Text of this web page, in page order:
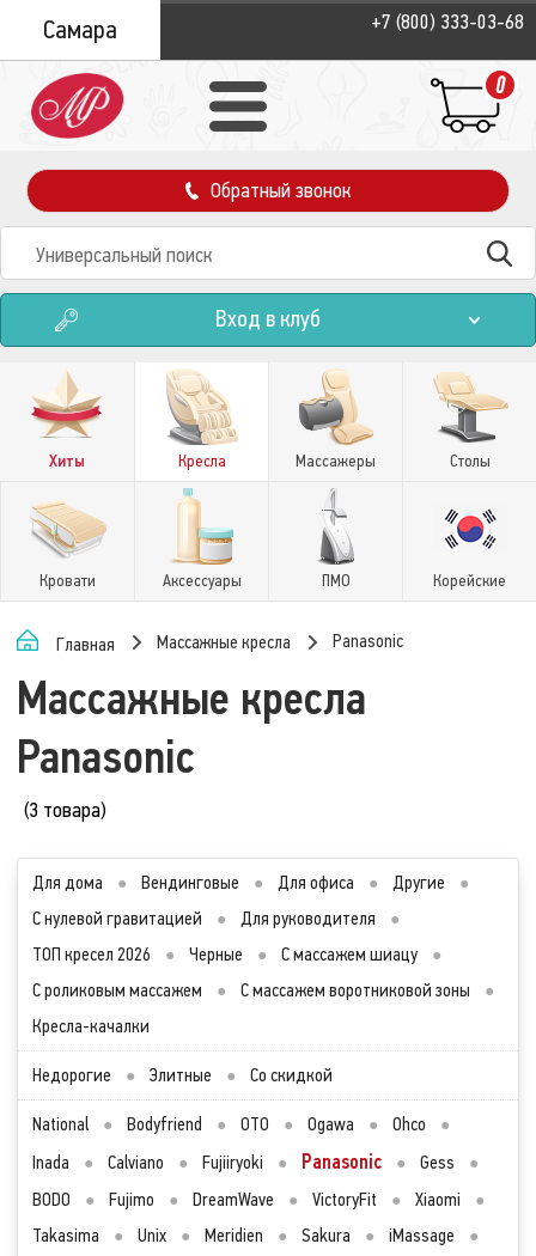
Самара +7 (800) 333-03-68
0
Обратный звонок
Вход в клуб
Хиты Кресла Массажеры Столы
Кровати Аксессуары ПМО Корейские
Главная Массажные кресла Panasonic
Массажные кресла
Panasonic
(3 товара)
Для дома ● Вендинговые ● Для офиса ● Другие
●
С нулевой гравитацией
● Для руководителя
●
ТОП кресел 2026
● Черные ● С массажем шиацу
●
С роликовым массажем
● С массажем воротниковой зоны
●
Кресла-качалки
Недорогие ● Элитные ● Со скидкой
National ● Bodyfriend ● OTO ● Ogawa ● Ohco
●
Inada
● Calviano ● Fujiiryoki ● Panasonic ● Gess
●
BODO
● Fujimo ● DreamWave ● VictoryFit ● Xiaomi
●
Takasima
● Unix ● Meridien ● Sakura ● iMassage
●